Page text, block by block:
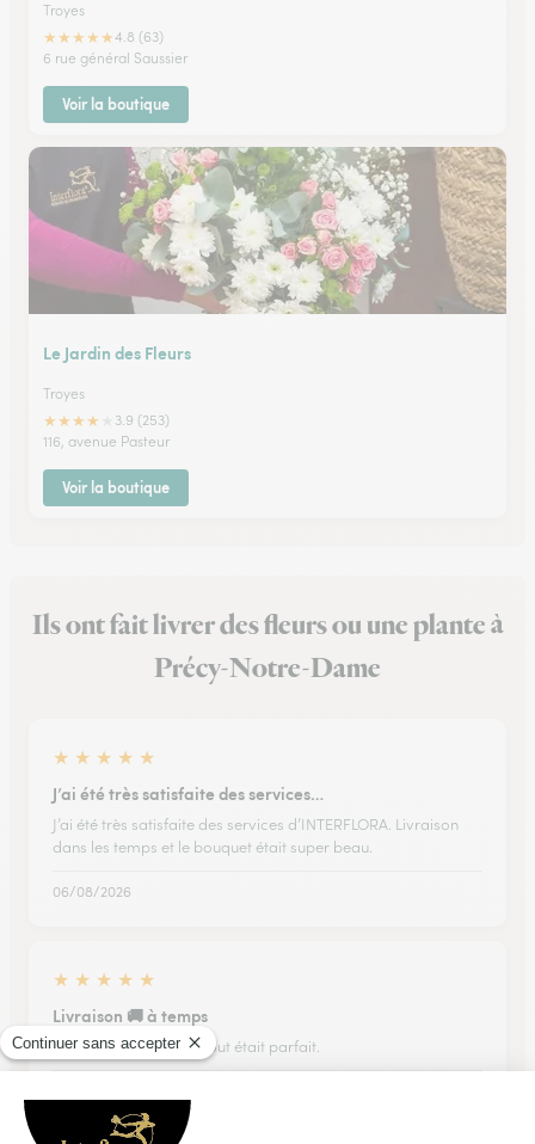
Troyes
★★★★★4.8 (63)
6 rue général Saussier
Voir la boutique
Le Jardin des Fleurs
Troyes
★★★★
3.9 (253)
116, avenue Pasteur
Voir la boutique
Ils ont fait livrer des fleurs ou une plante à
Précy-Notre-Dame
★ ★ ★ ★ ★
J’ai été très satisfaite des services…
J’ai été très satisfaite des services d’INTERFLORA. Livraison
dans les temps et le bouquet était super beau.
06/08/2026
★ ★ ★ ★ ★
Livraison 🚚 à temps
Livraison 🚚 à temps, tout était parfait.